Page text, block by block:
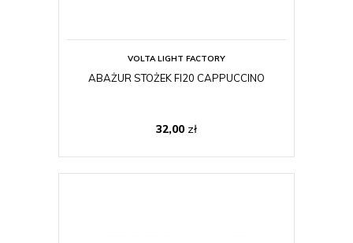
VOLTA LIGHT FACTORY
ABAŻUR STOŻEK FI20 CAPPUCCINO
32,00 zł